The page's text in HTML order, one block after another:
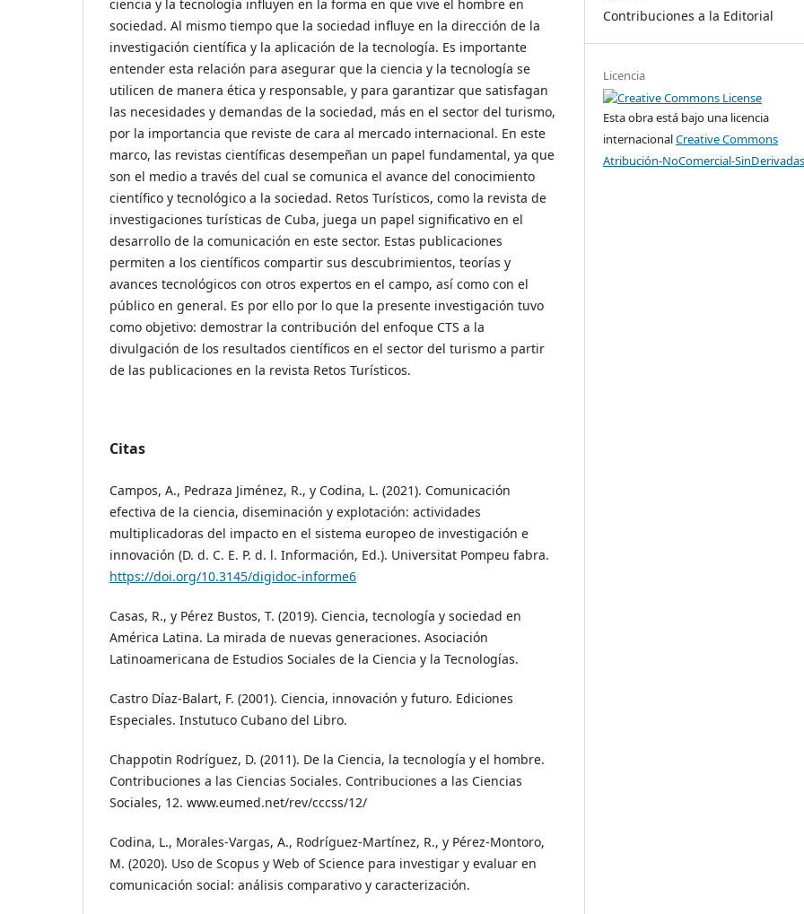
ciencia y la tecnología influyen en la forma en que vive el hombre en
sociedad. Al mismo tiempo que la sociedad influye en la dirección de la
investigación científica y la aplicación de la tecnología. Es importante
entender esta relación para asegurar que la ciencia y la tecnología se
utilicen de manera ética y responsable, y para garantizar que satisfagan
las necesidades y demandas de la sociedad, más en el sector del turismo,
por la importancia que reviste de cara al mercado internacional. En este
marco, las revistas científicas desempeñan un papel fundamental, ya que
son el medio a través del cual se comunica el avance del conocimiento
científico y tecnológico a la sociedad. Retos Turísticos, como la revista de
investigaciones turísticas de Cuba, juega un papel significativo en el
desarrollo de la comunicación en este sector. Estas publicaciones
permiten a los científicos compartir sus descubrimientos, teorías y
avances tecnológicos con otros expertos en el campo, así como con el
público en general. Es por ello por lo que la presente investigación tuvo
como objetivo: demostrar la contribución del enfoque CTS a la
divulgación de los resultados científicos en el sector del turismo a partir
de las publicaciones en la revista Retos Turísticos.
Citas
Campos, A., Pedraza Jiménez, R., y Codina, L. (2021). Comunicación
efectiva de la ciencia, diseminación y explotación: actividades
multiplicadoras del impacto en el sistema europeo de investigación e
innovación (D. d. C. E. P. d. l. Información, Ed.). Universitat Pompeu fabra.
https://doi.org/10.3145/digidoc-informe6
Casas, R., y Pérez Bustos, T. (2019). Ciencia, tecnología y sociedad en
América Latina. La mirada de nuevas generaciones. Asociación
Latinoamericana de Estudios Sociales de la Ciencia y la Tecnologías.
Castro Díaz-Balart, F. (2001). Ciencia, innovación y futuro. Ediciones
Especiales. Instutuco Cubano del Libro.
Chappotin Rodríguez, D. (2011). De la Ciencia, la tecnología y el hombre.
Contribuciones a las Ciencias Sociales. Contribuciones a las Ciencias
Sociales, 12. www.eumed.net/rev/cccss/12/
Codina, L., Morales-Vargas, A., Rodríguez-Martínez, R., y Pérez-Montoro,
M. (2020). Uso de Scopus y Web of Science para investigar y evaluar en
comunicación social: análisis comparativo y caracterización.
Contribuciones a la Editorial
Licencia
Esta obra está bajo una licencia
internacionalCreative Commons
Atribución-NoComercial-